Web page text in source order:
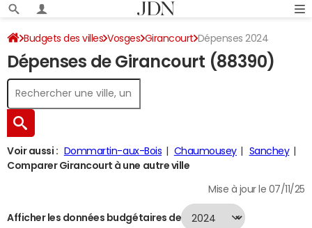
Budgets des villes Vosges Girancourt Dépenses 2024
Dépenses de Girancourt (88390)
Voir aussi : Dommartin-aux-Bois Chaumousey
Sanchey
Comparer Girancourt à une autre ville
Mise à jour le 07/11/25
Afficher les données budgétaires de